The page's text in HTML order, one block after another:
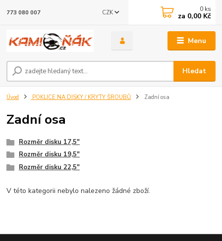
Menu
CZK
Hledat
773 080 007 0 ks
za 0,00 Kč
Úvod POKLICE NA DISKY / KRYTY ŠROUBŮ Zadní osa
Zadní osa
Rozměr disku 17,5"
Rozměr disku 19,5"
Rozměr disku 22,5"
V této kategorii nebylo nalezeno žádné zboží.